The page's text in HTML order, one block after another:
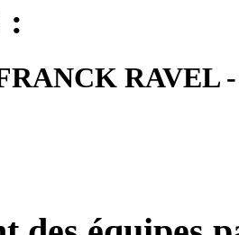
:
RAVEL